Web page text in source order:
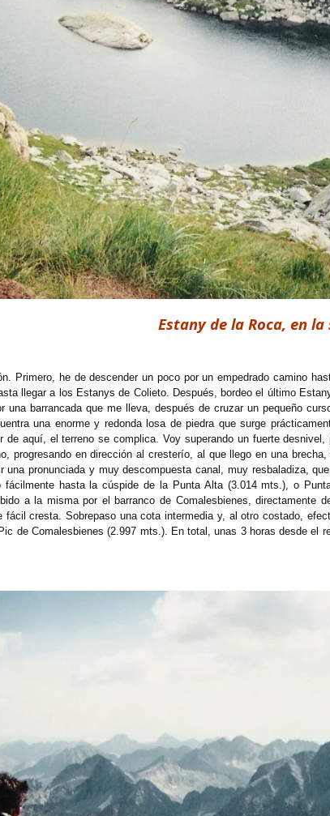
Estany de la Roca, en
Primero, he de descender un poco por un empedrado camino
llegar a los Estanys de Colieto. Después, bordeo el último
una barrancada que me lleva, después de cruzar un pequeño
una enorme y redonda losa de piedra que surge
aquí, el terreno se complica. Voy superando un fuerte
progresando en dirección al cresterío, al que llego en una
pronunciada y muy descompuesta canal, muy resbaladiza,
fácilmente hasta la cúspide de la Punta Alta (3.014 mts.), o
a la misma por el barranco de Comalesbienes, directamente
cresta. Sobrepaso una cota intermedia y, al otro costado,
de Comalesbienes (2.997 mts.). En total, unas 3 horas desde el